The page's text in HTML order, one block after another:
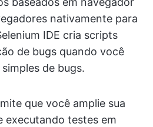
nativamente para
IDE cria scripts
de bugs quando você
de bugs.
que você amplie sua
executando testes em